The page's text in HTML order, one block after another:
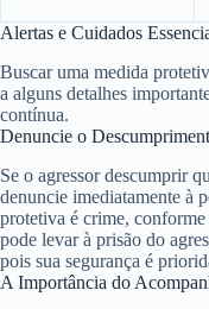
Alertas e Cuidados
Buscar uma medida
a alguns detalhes
contínua.
Denuncie o
Se o agressor descumprir
denuncie imediatamente à
protetiva é crime,
pode levar à prisão do
pois sua segurança é
A Importância do